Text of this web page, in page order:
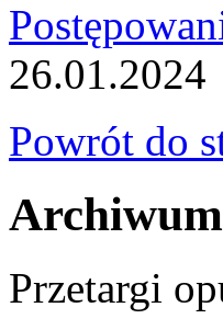
26.01.2024
Powrót do
Przetargi